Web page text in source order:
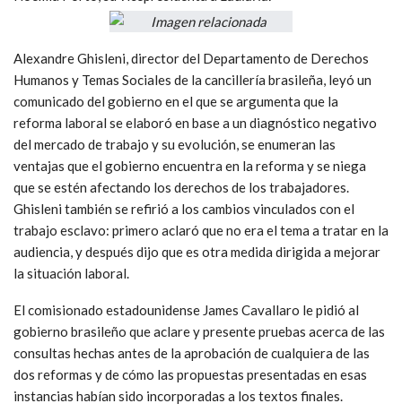
Alexandre Ghisleni, director del Departamento de Derechos
Humanos y Temas Sociales de la cancillería brasileña, leyó un
comunicado del gobierno en el que se argumenta que la
reforma laboral se elaboró en base a un diagnóstico negativo
del mercado de trabajo y su evolución, se enumeran las
ventajas que el gobierno encuentra en la reforma y se niega
que se estén afectando los derechos de los trabajadores.
Ghisleni también se refirió a los cambios vinculados con el
trabajo esclavo: primero aclaró que no era el tema a tratar en la
audiencia, y después dijo que es otra medida dirigida a mejorar
la situación laboral.
El comisionado estadounidense James Cavallaro le pidió al
gobierno brasileño que aclare y presente pruebas acerca de las
consultas hechas antes de la aprobación de cualquiera de las
dos reformas y de cómo las propuestas presentadas en esas
instancias habían sido incorporadas a los textos finales.